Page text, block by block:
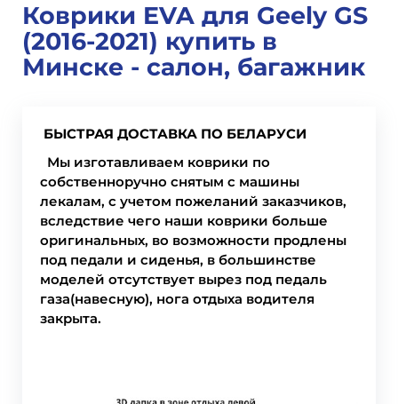
Коврики EVA для Geely GS
(2016-2021) купить в
Минске - салон, багажник
БЫСТРАЯ ДОСТАВКА ПО БЕЛАРУСИ
Мы изготавливаем коврики по
собственноручно снятым с машины
лекалам, с учетом пожеланий заказчиков,
вследствие чего наши коврики больше
оригинальных, во возможности продлены
под педали и сиденья, в большинстве
моделей отсутствует вырез под педаль
газа(навесную), нога отдыха водителя
закрыта.